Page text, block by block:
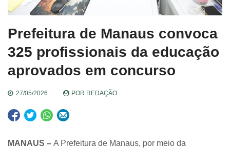
Prefeitura de Manaus convoca
325 profissionais da educação
aprovados em concurso
27/05/2026 POR REDAÇÃO
MANAUS – A Prefeitura de Manaus, por meio da